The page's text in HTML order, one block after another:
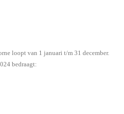
loopt van 1 januari t/m 31 december.
bedraagt: